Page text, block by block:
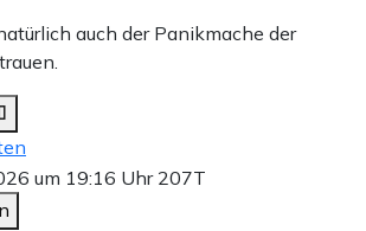
auch der Panikmache der
um 19:16 Uhr 207T